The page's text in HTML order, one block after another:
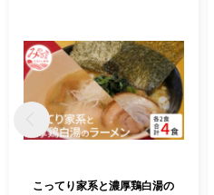
こってり家系と濃厚鶏白湯の